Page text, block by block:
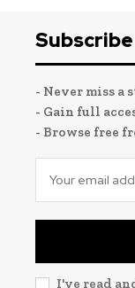
Subscribe
- Never miss
- Gain full
- Browse free
I've read